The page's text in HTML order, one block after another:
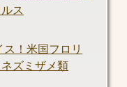
ス
！米国フロリ
ズミザメ類